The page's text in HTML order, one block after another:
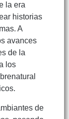
la era
historias
A
avances
de la
los
de